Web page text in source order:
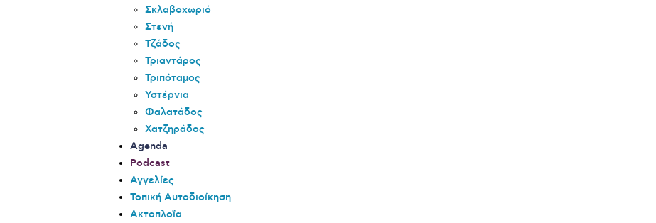
Σκλαβοχωριό
Στενή
Τζάδος
Τριαντάρος
Τριπόταμος
Υστέρνια
Φαλατάδος
Χατζηράδος
Agenda
Podcast
Αγγελίες
Τοπική Αυτοδιοίκηση
Ακτοπλοΐα